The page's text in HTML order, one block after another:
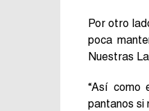
Por otro
poca
Nuestras
“Así como
pantanos si